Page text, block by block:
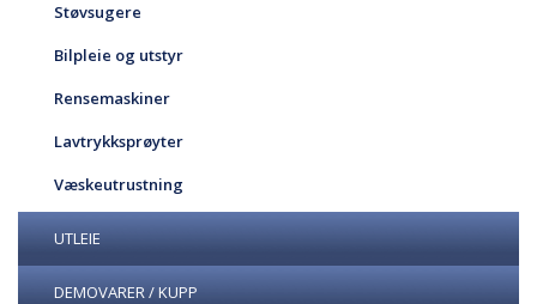
Støvsugere
Bilpleie og utstyr
Rensemaskiner
Lavtrykksprøyter
Væskeutrustning
UTLEIE
DEMOVARER / KUPP